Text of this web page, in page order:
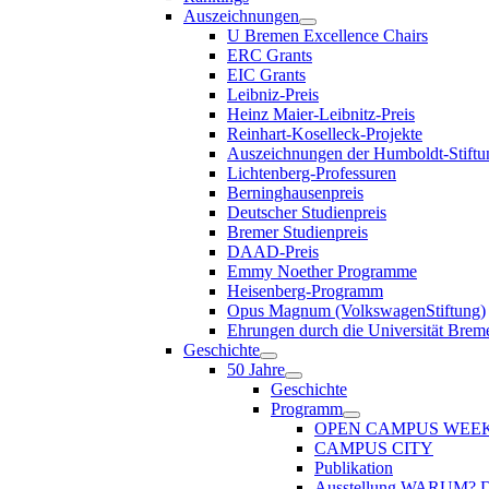
Auszeichnungen
U Bremen Excellence Chairs
ERC Grants
EIC Grants
Leibniz-Preis
Heinz Maier-Leibnitz-Preis
Reinhart-Koselleck-Projekte
Auszeichnungen der Humboldt-
Lichtenberg-Professuren
Berninghausenpreis
Deutscher Studienpreis
Bremer Studienpreis
DAAD-Preis
Emmy Noether Programme
Heisenberg-Programm
Opus Magnum (VolkswagenStiftung)
Ehrungen durch die Universität
Geschichte
50 Jahre
Geschichte
Programm
OPEN CAMPUS
CAMPUS CITY
Publikation